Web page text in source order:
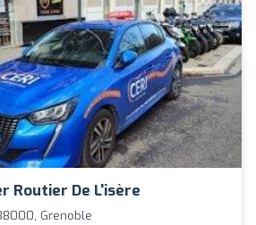
Routier De L'isère
Grenoble